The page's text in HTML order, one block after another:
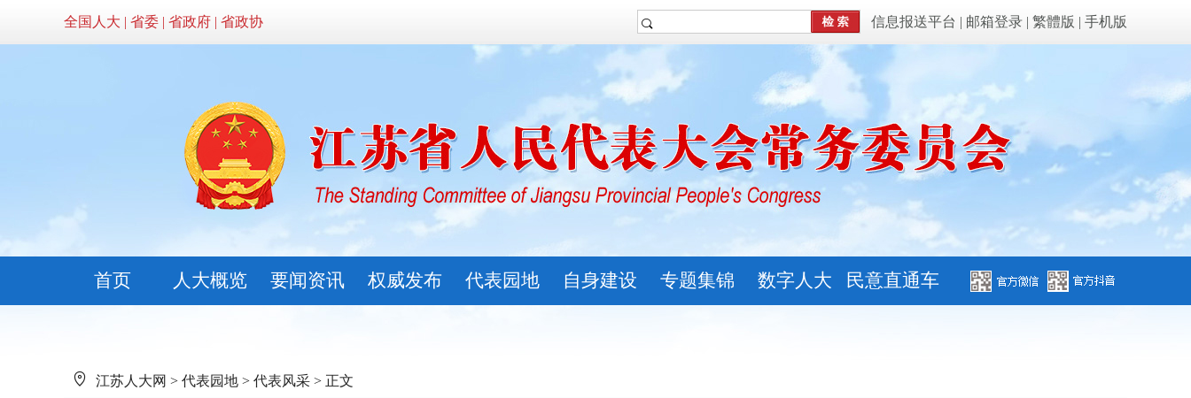
全国人大 | 省委 | 省政府 | 省政协 信息报送平台 | 邮箱登录 | 繁體版 | 手机版
首页 人大概览 要闻资讯 权威发布 代表园地 自身建设 专题集锦 数字人大 民意直通车
江苏人大网 > 代表园地 > 代表风采 > 正文